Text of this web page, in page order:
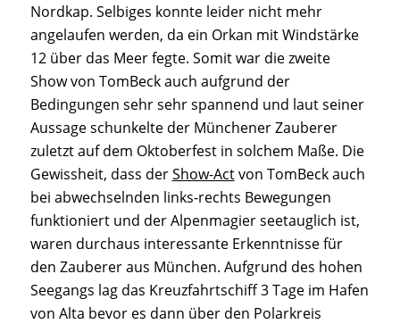
Nordkap. Selbiges konnte leider nicht mehr
angelaufen werden, da ein Orkan mit Windstärke
12 über das Meer fegte. Somit war die zweite
Show von TomBeck auch aufgrund der
Bedingungen sehr sehr spannend und laut seiner
Aussage schunkelte der Münchener Zauberer
zuletzt auf dem Oktoberfest in solchem Maße. Die
Gewissheit, dass derShow-Actvon TomBeck auch
bei abwechselnden links-rechts Bewegungen
funktioniert und der Alpenmagier seetauglich ist,
waren durchaus interessante Erkenntnisse für
den Zauberer aus München. Aufgrund des hohen
Seegangs lag das Kreuzfahrtschiff 3 Tage im Hafen
von Alta bevor es dann über den Polarkreis